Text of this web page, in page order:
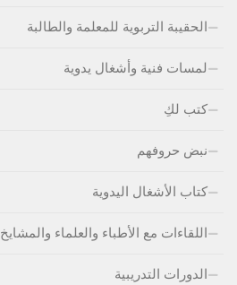
الحقيبة التربوية للمعلمة والطالبة
لمسات فنية وأشغال يدوية
كتب لكِ
نبض حروفهم
كتاب الأشغال اليدوية
اللقاءات مع الأطباء والعلماء والمشايخ
الدورات التدريبية